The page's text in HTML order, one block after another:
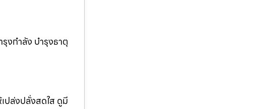
งกำลัง บำรุงธาตุ
ปล่งปลั่งสดใส ดูมี